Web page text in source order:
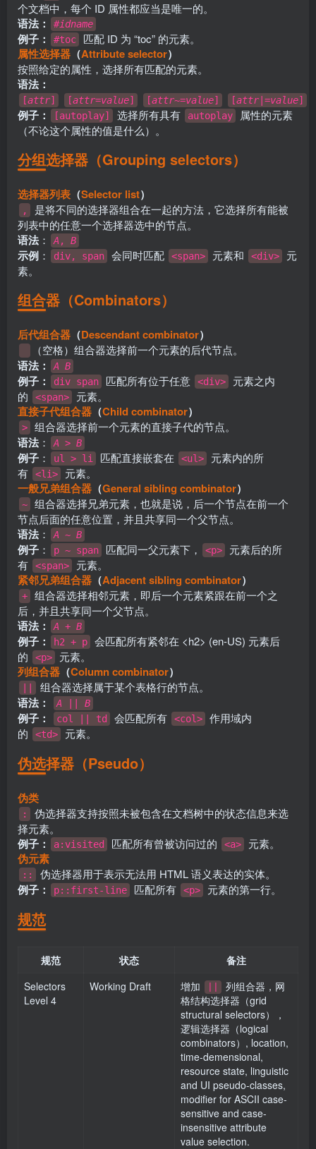
个文档中，每个 ID 属性都应当是唯一的。
语法： #idname
例子： #toc 匹配 ID 为 “toc” 的元素。
属性选择器 （Attribute selector）
按照给定的属性，选择所有匹配的元素。
语法：
[attr] [attr=value] [attr~=value] [attr|=value]
例子： [autoplay] 选择所有具有 autoplay
属性的元素
（不论这个属性的值是什么）。
分组选择器（Grouping selectors）
选择器列表 （Selector list）
,
是将不同的选择器组合在一起的方法，它选择所有能被
列表中的任意一个选择器选中的节点。
语法： A , B
示例 ： div, span 会同时匹配 <span> 元素和 <div>
元
素。
组合器（Combinators）
后代组合器 （Descendant combinator）
（空格）组合器选择前一个元素的后代节点。
语法： A B
例子： div span 匹配所有位于任意 <div>
元素之内
的
<span> 元素。
直接子代组合器 （Child combinator）
> 组合器选择前一个元素的直接子代的节点。
语法： A > B
例子 ： ul > li 匹配直接嵌套在 <ul>
元素内的所
有
<li> 元素。
一般兄弟组合器 （General sibling combinator）
~
组合器选择兄弟元素，也就是说，后一个节点在前一个
节点后面的任意位置，并且共享同一个父节点。
语法： A ~ B
例子 ： p ~ span 匹配同一父元素下， <p>
元素后的所
有
<span> 元素。
紧邻兄弟组合器 （Adjacent sibling combinator）
+
组合器选择相邻元素，即后一个元素紧跟在前一个之
后，并且共享同一个父节点。
语法： A + B
例子： h2 + p 会匹配所有紧邻在 <h2> (en-US) 元素后
的
<p> 元素。
列组合器 （Column combinator）
组合器选择属于某个表格行的节点。
语法： A B
例子： col || td 会匹配所有 <col>
作用域内
的
<td> 元素。
伪选择器（Pseudo）
伪类
:
伪选择器支持按照未被包含在文档树中的状态信息来选
择元素。
例子： a:visited 匹配所有曾被访问过的 <a> 元素。
伪元素
:: 伪选择器用于表示无法用 HTML 语义表达的实体。
例子： p::first-line 匹配所有 <p> 元素的第一行。
规范
规范 状态
备注
Selectors
Level 4
Working Draft 增加
列组合器，网
格结构选择器（grid
structural selectors），
逻辑选择器（logical
combinators）, location,
time-demensional,
resource state, linguistic
and UI pseudo-classes,
modifier for ASCII case-
sensitive and case-
insensitive attribute
value selection.